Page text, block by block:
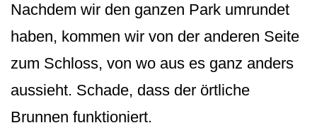
Nachdem wir den ganzen Park umrundet
haben, kommen wir von der anderen Seite
zum Schloss, von wo aus es ganz anders
aussieht. Schade, dass der örtliche
Brunnen funktioniert.